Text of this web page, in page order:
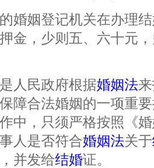
姻登记机关在办理结
金，少则五、六十元
民政府根据婚姻法
障合法婚姻的一项重
中，只须严格按照《
人是否符合婚姻法关于
并发给结婚证。